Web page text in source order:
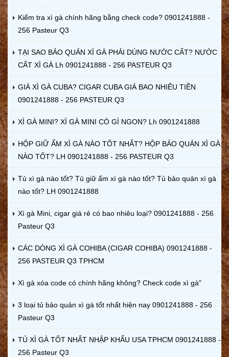
Kiểm tra xì gà chính hãng bằng check code? 0901241888 -
256 Pasteur Q3
TẠI SAO BẢO QUẢN XÌ GÀ PHẢI DÙNG NƯỚC CẤT? NƯỚC
CẤT XÌ GÀ Lh 0901241888 - 256 PASTEUR Q3
GIÁ XÌ GÀ CUBA? CIGAR CUBA GIÁ BAO NHIÊU TIỀN
0901241888 - 256 PASTEUR Q3
XÌ GÀ MINI? XÌ GÀ MINI CÓ GÌ NGON? Lh 0901241888
HỘP GIỮ ẨM XÌ GÀ NÀO TỐT NHẤT? HỘP BẢO QUẢN XÌ GÀ
NÀO TỐT? LH 0901241888 - 256 PASTEUR Q3
Tủ xì gà nào tốt? Tủ giữ ẩm xì gà nào tốt? Tủ bảo quản xì gà
nào tốt? LH 0901241888
Xì gà Mini, cigar giá rẻ có bao nhiêu loại? 0901241888 - 256
Pasteur Q3
CÁC DÒNG XÌ GÀ COHIBA (CIGAR COHIBA) 0901241888 -
256 PASTEUR Q3 TPHCM
Xì gà xóa code có chính hãng không? Check code xì gà"
3 loại tủ bảo quản xì gà tốt nhất hiện nay 0901241888 - 256
Pasteur Q3
TỦ XÌ GÀ TỐT NHẤT NHẬP KHẨU USA TPHCM 0901241888 -
256 Pasteur Q3